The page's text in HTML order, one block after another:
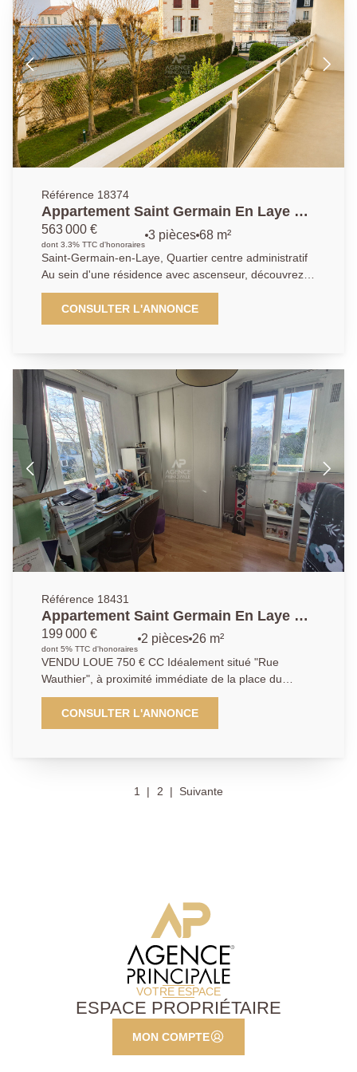
appartement confortable dans un quartier dynamique
et bien desservi.
Référence 18374
Appartement Saint Germain En Laye 3
pièce(s) 68.02 m2
563 000 €
dont 3.3% TTC d'honoraires
3 pièces 68 m²
Saint-Germain-en-Laye, Quartier centre administratif
Au sein d'une résidence avec ascenseur, découvrez
ce bel appartement 4 pièces offrant des volumes
agréables et une distribution fonctionnelle. Il se
compose d'une entrée, d'un séjour lumineux ouvrant
indépendants. Une cave et une place de parking en
sous-sol complètent ce bien. AP : 01.39.04.09.09
CONSULTER L'ANNONCE
Référence 18431
Appartement Saint Germain En Laye 2
pièces26.44 m2
199 000 €
dont 5% TTC d'honoraires
2 pièces 26 m²
VENDU LOUE 750 € CC Idéalement situé "Rue
Wauthier", à proximité immédiate de la place du
Marché de Saint Germain en Laye, des commerces
ainsi que du RER A, l'Agence Principale vous propose
de venir visiter cet appartement en étage d'une petite
CONSULTER L'ANNONCE
1 2 Suivante
VOTRE ESPACE
ESPACE PROPRIÉTAIRE
MON COMPTE